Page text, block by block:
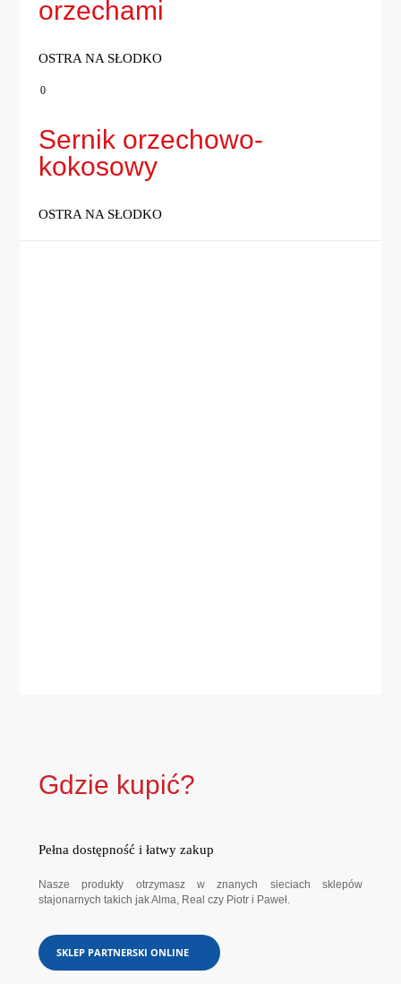
orzechami
OSTRA NA SŁODKO
0
Sernik orzechowo-
kokosowy
OSTRA NA SŁODKO
Gdzie kupić?
Pełna dostępność i łatwy zakup
Nasze produkty otrzymasz w znanych sieciach sklepów
stajonarnych takich jak Alma, Real czy Piotr i Paweł.
SKLEP PARTNERSKI ONLINE